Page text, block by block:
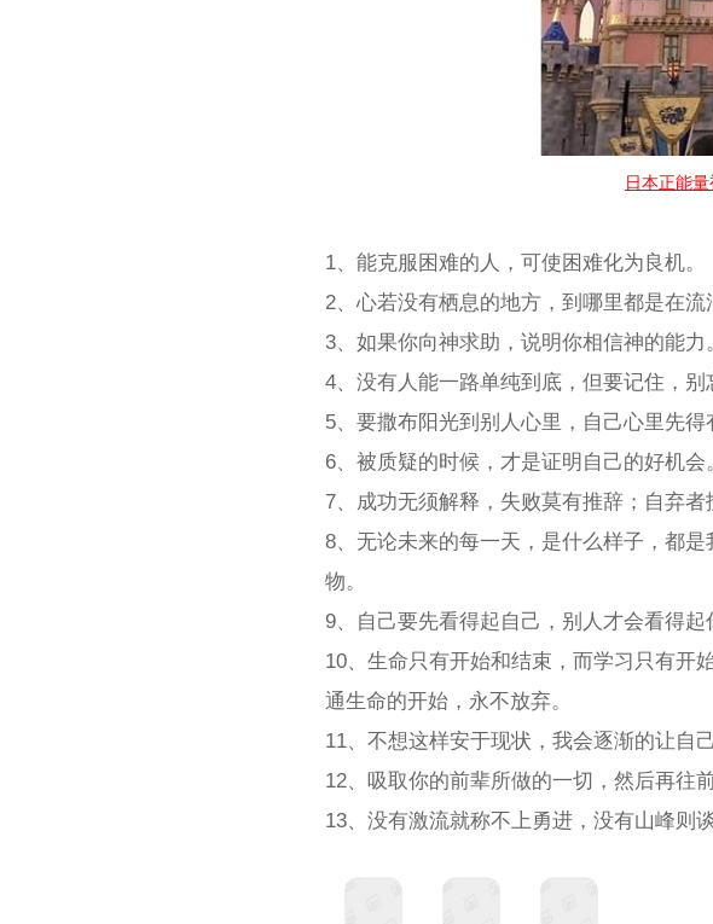
日本正能
1、能克服困难的人，可使困难化为良机。
2、心若没有栖息的地方，到哪里都是在流
3、如果你向神求助，说明你相信神的能
4、没有人能一路单纯到底，但要记住，别
5、要撒布阳光到别人心里，自己心里先得
6、被质疑的时候，才是证明自己的好机会
7、成功无须解释，失败莫有推辞；自弃者
8、无论未来的每一天，是什么样子，都
物。
9、自己要先看得起自己，别人才会看得起
10、生命只有开始和结束，而学习只有开
通生命的开始，永不放弃。
11、不想这样安于现状，我会逐渐的让自
12、吸取你的前辈所做的一切，然后再往前
13、没有激流就称不上勇进，没有山峰则